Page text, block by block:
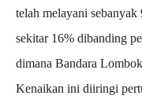
telah melayani
sekitar 16% dibanding
dimana Bandara
Kenaikan ini diiringi